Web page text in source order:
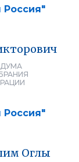
Россия"
ДУМА
Россия"
Оглы